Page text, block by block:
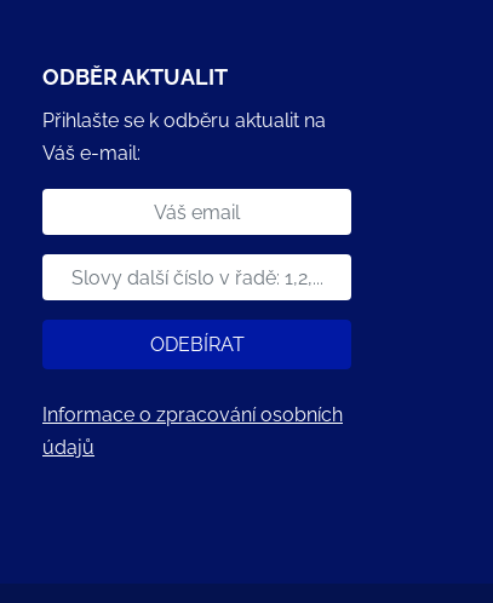
ODBĚR AKTUALIT
Přihlašte se k odběru aktualit na
Váš e-mail:
ODEBÍRAT
Informace o zpracování osobních
údajů